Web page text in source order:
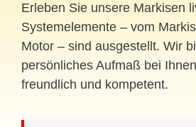
Erleben Sie unsere Markisen
Systemelemente – vom
Motor – sind ausgestellt. Wir
persönliches Aufmaß bei
freundlich und kompetent.